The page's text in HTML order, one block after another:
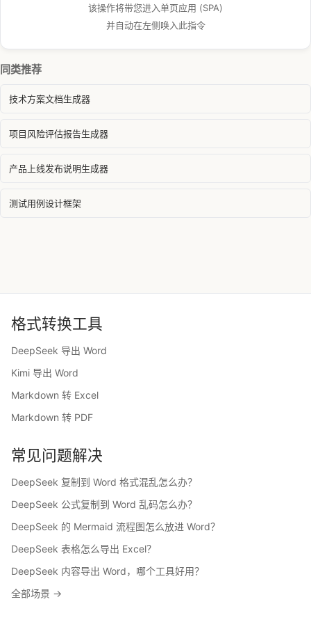
该操作将带您进入单页应用 (SPA)
并自动在左侧唤入此指令
同类推荐
技术方案文档生成器
项目风险评估报告生成器
产品上线发布说明生成器
测试用例设计框架
格式转换工具
DeepSeek 导出 Word
Kimi 导出 Word
Markdown 转 Excel
Markdown 转 PDF
常见问题解决
DeepSeek 复制到 Word 格式混乱怎么办？
DeepSeek 公式复制到 Word 乱码怎么办？
DeepSeek 的 Mermaid 流程图怎么放进 Word？
DeepSeek 表格怎么导出 Excel？
DeepSeek 内容导出 Word，哪个工具好用？
全部场景 →